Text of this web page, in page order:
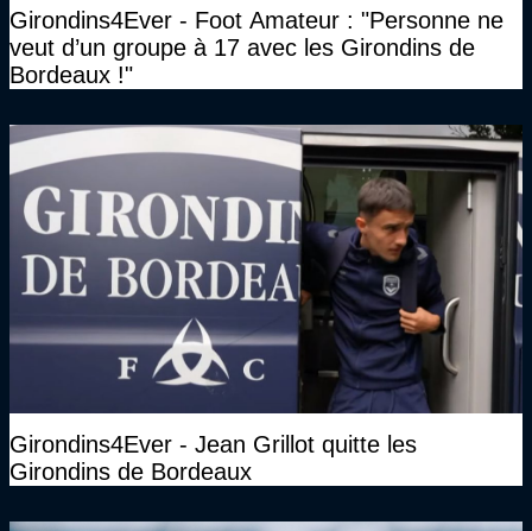
Girondins4Ever - Foot Amateur : "Personne ne
veut d’un groupe à 17 avec les Girondins de
Bordeaux !"
Girondins4Ever - Jean Grillot quitte les
Girondins de Bordeaux